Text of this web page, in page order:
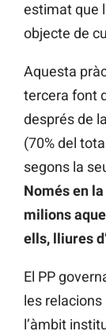
estimat que
objecte de
Aquesta
tercera font
després de
(70% del
segons la
Només en
milions
ells, lliures
El PP
les
l’àmbit